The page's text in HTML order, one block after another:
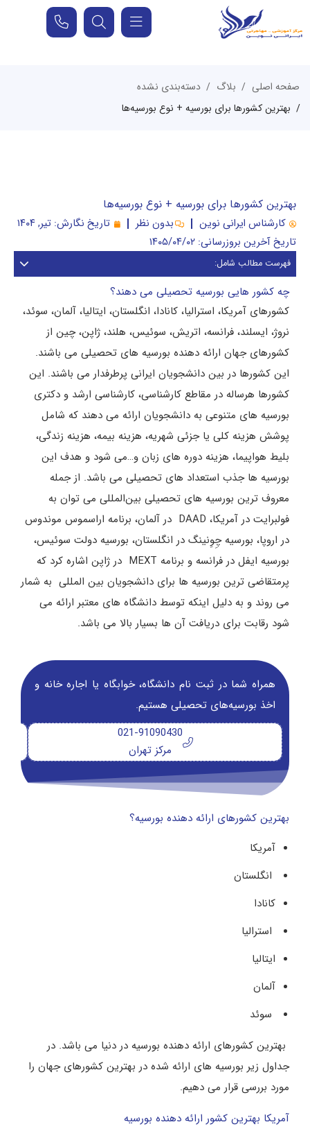
صفحه اصلی بلاگ
دسته‌بندی نشده
بهترین کشورها برای بورسیه + نوع بورسیه‌ها
بهترین کشورها برای بورسیه + نوع بورسیه‌ها
کارشناس ایرانی نوین بدون نظر تاریخ نگارش: تیر, ۱۴۰۴
تاریخ آخرین بروزرسانی: ۱۴۰۵/۰۴/۰۲
فهرست مطالب شامل:
چه کشور هایی بورسیه تحصیلی می دهند؟
کشورهای آمریکا، استرالیا، کانادا، انگلستان، ایتالیا، آلمان، سوئد،
نروژ، ایسلند، فرانسه، اتریش، سوئیس، هلند، ژاپن، چین از
کشورهای جهان ارائه دهنده بورسیه های تحصیلی می باشند.
این کشورها در بین دانشجویان ایرانی پرطرفدار می باشند. این
کشورها هرساله در مقاطع کارشناسی، کارشناسی ارشد و دکتری
بورسیه های متنوعی به دانشجویان ارائه می دهند که شامل
پوشش هزینه کلی یا جزئی شهریه، هزینه بیمه، هزینه زندگی،
بلیط هواپیما، هزینه دوره های زبان و…می شود و هدف این
بورسیه ها جذب استعداد های تحصیلی می باشد. از جمله
معروف ترین بورسیه‌ های تحصیلی بین‌المللی می‌ توان به
فولبرایت در آمریکا، DAAD در آلمان، برنامه اراسموس موندوس
در اروپا، بورسیه چِوِنینگ در انگلستان، بورسیه دولت سوئیس،
بورسیه ایفل در فرانسه و برنامه MEXT در ژاپن اشاره کرد که
پرمتقاضی ترین بورسیه ها برای دانشجویان بین المللی به شمار
می روند و به دلیل اینکه توسط دانشگاه های معتبر ارائه می
شود رقابت برای دریافت آن ها بسیار بالا می باشد.
همراه شما در ثبت نام دانشگاه‌، خوابگاه یا اجاره خانه و
اخذ بورسیه‌های تحصیلی هستیم.
021-91090430
مرکز تهران
بهترین کشورهای ارائه دهنده بورسیه؟
آمریکا
انگلستان
کانادا
استرالیا
ایتالیا
آلمان
سوئد
بهترین کشورهای ارائه دهنده بورسیه در دنیا می باشد. در
جداول زیر بورسیه های ارائه شده در بهترین کشورهای جهان را
مورد بررسی قرار می دهیم.
آمریکا بهترین کشور ارائه دهنده بورسیه